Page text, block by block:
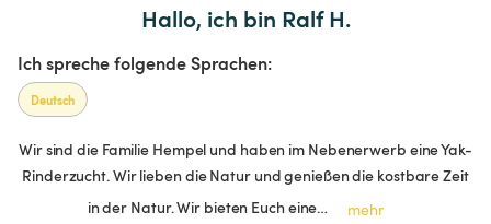
Hallo, ich bin Ralf H.
Ich spreche folgende Sprachen:
Deutsch
Wir sind die Familie Hempel und haben im Nebenerwerb eine Yak-
Rinderzucht. Wir lieben die Natur und genießen die kostbare Zeit
in der Natur. Wir bieten Euch eine…
mehr